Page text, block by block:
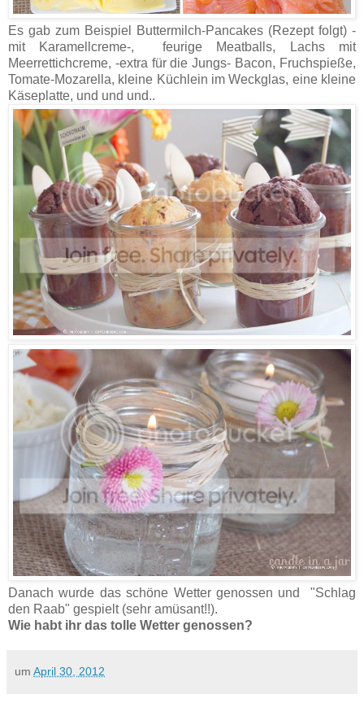
Es gab zum Beispiel Buttermilch-Pancakes (Rezept folgt) -
mit Karamellcreme-, feurige Meatballs, Lachs mit
Meerrettichcreme, -extra für die Jungs- Bacon, Fruchspieße,
Tomate-Mozarella, kleine Küchlein im Weckglas, eine kleine
Käseplatte, und und und..
Danach wurde das schöne Wetter genossen und "Schlag
den Raab" gespielt (sehr amüsant!!).
Wie habt ihr das tolle Wetter genossen?
um April 30, 2012